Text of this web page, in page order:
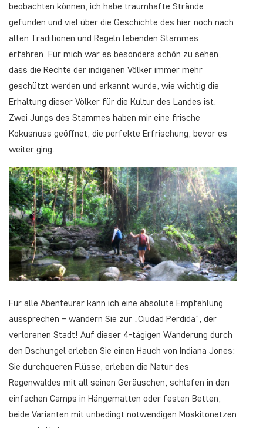
beobachten können, ich habe traumhafte Strände
gefunden und viel über die Geschichte des hier noch nach
alten Traditionen und Regeln lebenden Stammes
erfahren. Für mich war es besonders schön zu sehen,
dass die Rechte der indigenen Völker immer mehr
geschützt werden und erkannt wurde, wie wichtig die
Erhaltung dieser Völker für die Kultur des Landes ist.
Zwei Jungs des Stammes haben mir eine frische
Kokusnuss geöffnet, die perfekte Erfrischung, bevor es
weiter ging.
Für alle Abenteurer kann ich eine absolute Empfehlung
aussprechen – wandern Sie zur „Ciudad Perdida“, der
verlorenen Stadt! Auf dieser 4-tägigen Wanderung durch
den Dschungel erleben Sie einen Hauch von Indiana Jones:
Sie durchqueren Flüsse, erleben die Natur des
Regenwaldes mit all seinen Geräuschen, schlafen in den
einfachen Camps in Hängematten oder festen Betten,
beide Varianten mit unbedingt notwendigen Moskitonetzen